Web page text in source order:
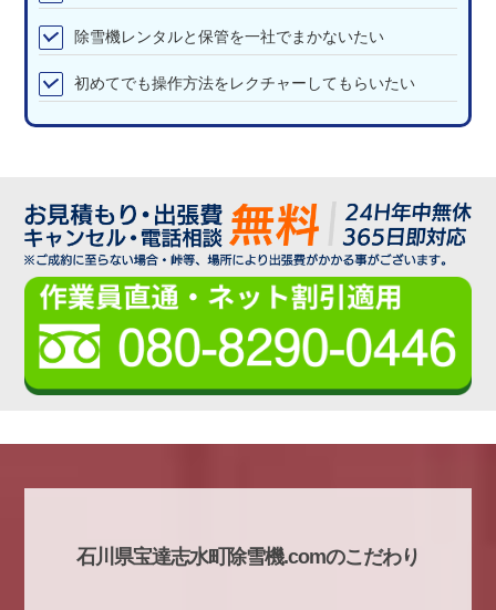
除雪機レンタルと保管を一社でまかないたい
初めてでも操作方法をレクチャーしてもらいたい
石川県宝達志水町除雪機.comのこだわり